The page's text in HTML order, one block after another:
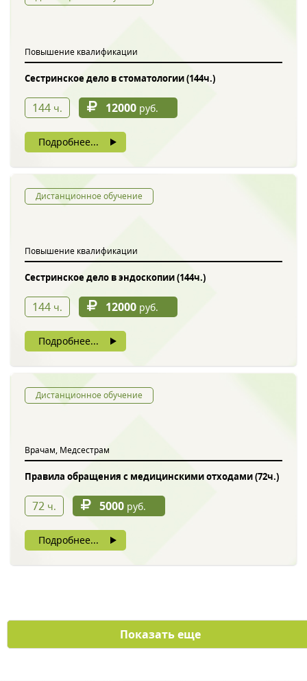
Повышение квалификации
Сестринское дело в стоматологии (144ч.)
144 ч. 12000 руб.
Подробнее...
Дистанционное обучение
Повышение квалификации
Сестринское дело в эндоскопии (144ч.)
144 ч. 12000 руб.
Подробнее...
Дистанционное обучение
Врачам, Медсестрам
Правила обращения с медицинскими отходами (72ч.)
72 ч. 5000 руб.
Подробнее...
Показать еще
Нажимая на кнопку, вы даете согласие на обработку своих